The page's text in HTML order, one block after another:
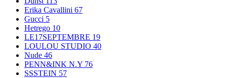
Erika Cavallini 67
Gucci 5
Hetrego 10
LE17SEPTEMBRE 19
LOULOU STUDIO 40
Nude 46
PENN&INK N.Y 76
SSSTEIN 57